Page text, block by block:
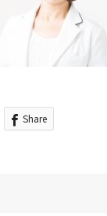
Share